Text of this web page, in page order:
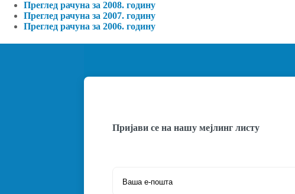
Преглед рачуна за 2008. годину
Преглед рачуна за 2007. годину
Преглед рачуна за 2006. годину
Пријави се на нашу мејлинг листу